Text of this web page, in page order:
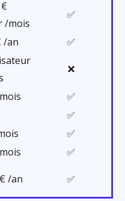
/mois
✅
/an ✅
❌
✅
✅
✅
✅
/an ✅